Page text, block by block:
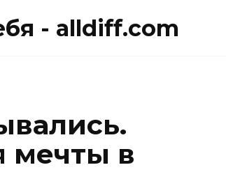
- alldiff.com
мечты в